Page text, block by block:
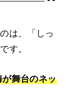
は、「しっ
す。
舞台のネッ